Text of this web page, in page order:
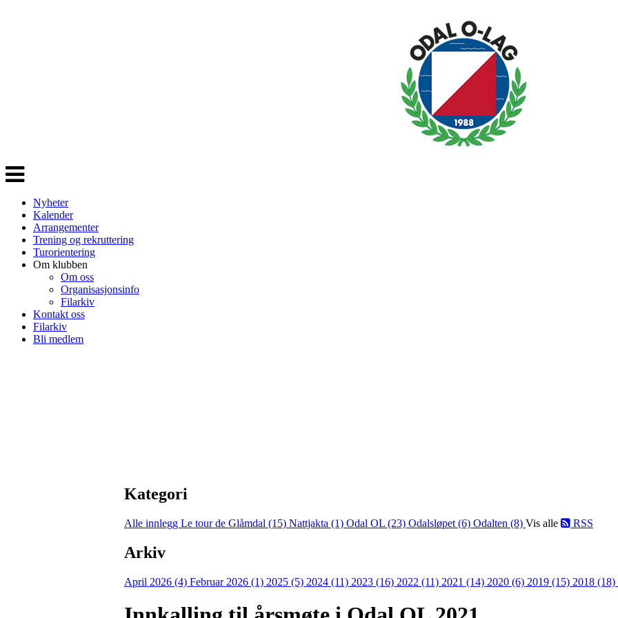
Veksle
navigasjon
Nyheter
Kalender
Arrangementer
Trening og rekruttering
Turorientering
Om klubben
Om oss
Organisasjonsinfo
Filarkiv
Kontakt oss
Filarkiv
Bli medlem
Kategori
Alle innlegg Le tour de Glåmdal (15) Nattjakta (1) Odal OL (23) Odalsløpet (6) Odalten (8) Vis alle RSS
Arkiv
April 2026 (4) Februar 2026 (1) 2025 (5) 2024 (11) 2023 (16) 2022 (11) 2021 (14) 2020 (6) 2019 (15) 2018 (18)